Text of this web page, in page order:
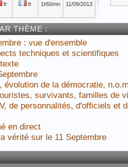
fr fr 1h50mn 11/09/2013
THÈME :
: vue d'ensemble
techniques et scientifiques
évolution de la démocratie,
survivants, familles de
de personnalités, d'officiels et
en direct
vérité sur le 11 Septembre